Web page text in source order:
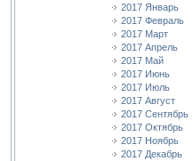
2017 Январь
2017 Февраль
2017 Март
2017 Апрель
2017 Май
2017 Июнь
2017 Июль
2017 Август
2017 Сентябрь
2017 Октябрь
2017 Ноябрь
2017 Декабрь